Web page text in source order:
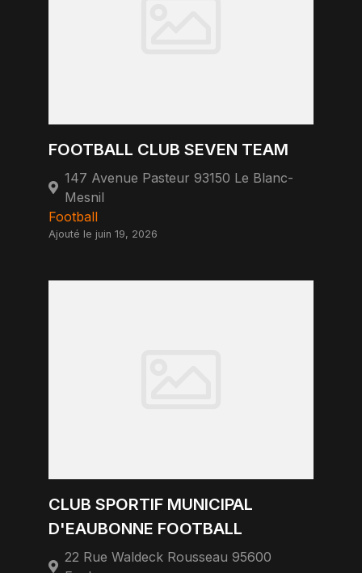
FOOTBALL CLUB SEVEN TEAM
147 Avenue Pasteur 93150 Le Blanc-
Mesnil
Football
Ajouté le juin 19, 2026
CLUB SPORTIF MUNICIPAL
D'EAUBONNE FOOTBALL
22 Rue Waldeck Rousseau 95600